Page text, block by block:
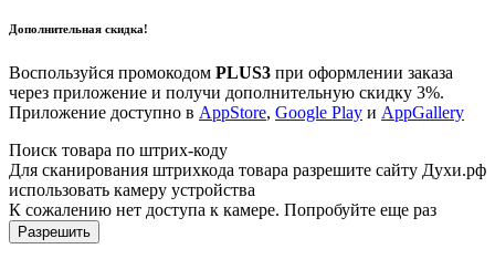
Дополнительная скидка!
Воспользуйся промокодом PLUS3 при оформлении заказа
через приложение и получи дополнительную скидку 3%.
Приложение доступно в AppStore, Google Play и AppGallery
Поиск товара по штрих-коду
Для сканирования штрихкода товара разрешите сайту Духи.рф
использовать камеру устройства
К сожалению нет доступа к камере. Попробуйте еще раз
Разрешить